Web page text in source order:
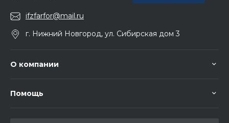
ifzfarfor@mail.ru
г. Нижний Новгород, ул. Сибирская дом 3
О компании
Помощь